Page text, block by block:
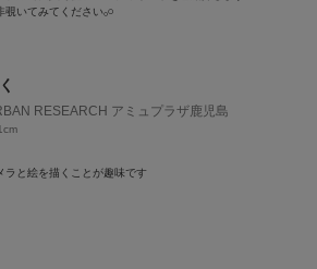
覗いてみてください𓂂𓏸
RESEARCH アミュプラザ鹿児島
ラと絵を描くことが趣味です